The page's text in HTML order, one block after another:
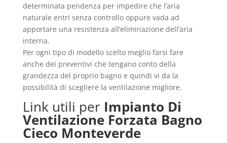
determinata pendenza per impedire che l’aria
naturale entri senza controllo oppure vada ad
apportare una resistenza all’eliminazione dell’aria
interna.
Per ogni tipo di modello scelto meglio farsi fare
anche dei preventivi che tengano conto della
grandezza del proprio bagno e quindi vi da la
possibilità di scegliere la ventilazione migliore.
Link utili per Impianto Di
Ventilazione Forzata Bagno
Cieco Monteverde